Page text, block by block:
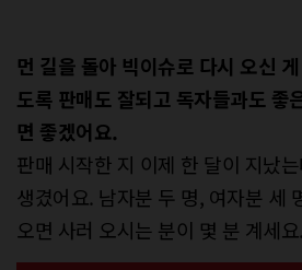
먼 길을 돌아 빅이슈로 다시 오신
도록 판매도 잘되고 독자들과도 좋
면 좋겠어요.
판매 시작한 지 이제 한 달이 지났
생겼어요. 남자분 두 명, 여자분 세
오면 사러 오시는 분이 몇 분 계세